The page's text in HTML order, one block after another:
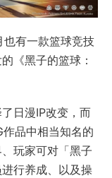
有一款篮球竞技
《黑子的篮球：
日漫IP改变，而
作品中相当知名的
玩家可对「黑子
行养成、以及操